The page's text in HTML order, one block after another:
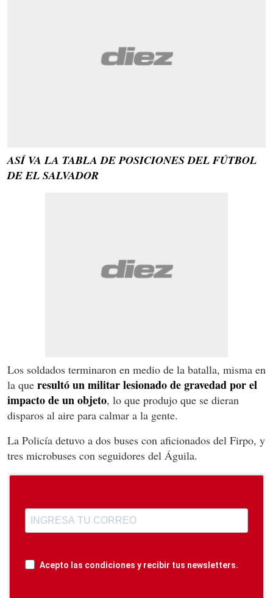
ASÍ VA LA TABLA DE POSICIONES DEL FÚTBOL
DE EL SALVADOR
Los soldados terminaron en medio de la batalla, misma en
la que resultó un militar lesionado de gravedad por el
impacto de un objeto, lo que produjo que se dieran
disparos al aire para calmar a la gente.
La Policía detuvo a dos buses con aficionados del Firpo, y
tres microbuses con seguidores del Águila.
Acepto las condiciones y recibir tus newsletters.